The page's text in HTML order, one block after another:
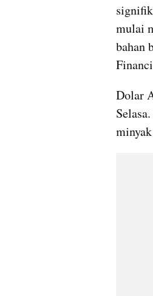
mulai
bahan
Dolar